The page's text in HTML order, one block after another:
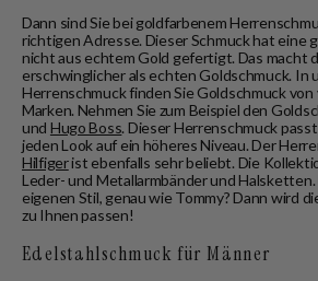
Dann sind Sie bei goldfarbenem
richtigen Adresse. Dieser Schmuck hat eine
nicht aus echtem Gold gefertigt. Das macht
erschwinglicher als echten Goldschmuck. In
Herrenschmuck finden Sie Goldschmuck
Marken. Nehmen Sie zum Beispiel den
und Hugo Boss. Dieser Herrenschmuck
jeden Look auf ein höheres Niveau. Der
Hilfigerist ebenfalls sehr beliebt. Die
Leder- und Metallarmbänder und Halsketten.
eigenen Stil, genau wie Tommy? Dann wird
zu Ihnen passen!
Edelstahlschmuck für Männer